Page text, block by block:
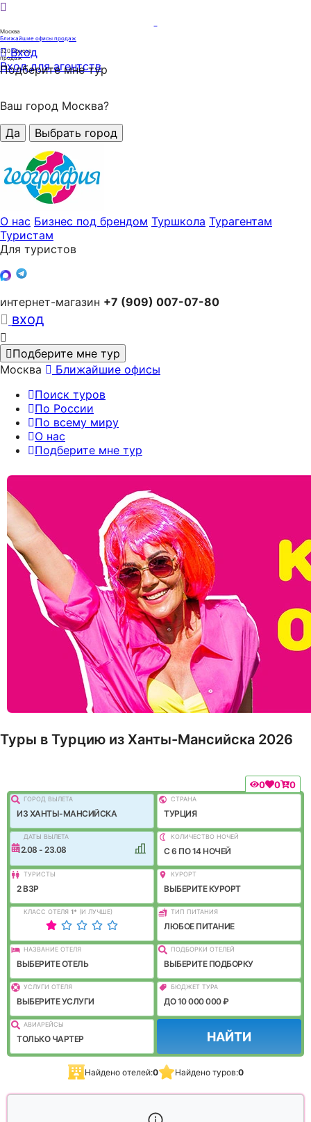
Москва
Ближайшие офисы продаж
320офисов
продаж
Вход
Вход для агентств
Подберите мне тур
Ваш город Москва?
Да
Выбрать город
О нас Бизнес под брендом Туршкола Турагентам
Туристам
Для туристов
интернет-магазин +7 (909) 007-07-80
вход
Подберите мне тур
Москва
Ближайшие офисы
Поиск туров
По России
По всему миру
О нас
Подберите мне тур
Туры в Турцию из Ханты-Мансийска 2026
0 0 0
ГОРОД ВЫЛEТА
ИЗ ХАНТЫ-МАНСИЙСКА
СТРАНА
ТУРЦИЯ
ДАТЫ ВЫЛЕТА
12.08 - 23.08
КОЛИЧЕСТВО НОЧЕЙ
C 6 ПО 14 НОЧЕЙ
ТУРИСТЫ
2 ВЗР
КУРОРТ
ВЫБЕРИТЕ КУРОРТ
КЛАСС ОТЕЛЯ 1* (И ЛУЧШЕ) ТИП ПИТАНИЯ
ЛЮБОЕ ПИТАНИЕ
НАЗВАНИЕ ОТЕЛЯ
ВЫБЕРИТЕ ОТЕЛЬ
ПОДБОРКИ ОТЕЛЕЙ
ВЫБЕРИТЕ ПОДБОРКУ
УСЛУГИ ОТЕЛЯ
ВЫБЕРИТЕ УСЛУГИ
БЮДЖЕТ ТУРА
ДО 10 000 000 ₽
АВИАРЕЙСЫ
ТОЛЬКО ЧАРТЕР НАЙТИ
Найдено отелей:0 Найдено туров:0